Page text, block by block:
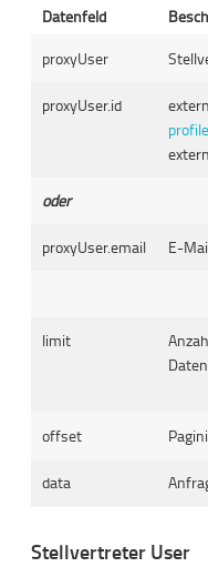
Datenfeld
proxyUser
proxyUser.id
oder
proxyUser.email E-
limit
offset
data
Stellvertreter User